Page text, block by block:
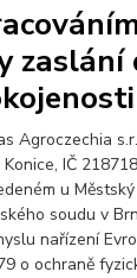
Agroczechia
IČ
u
soudu v
nařízení
o ochraně